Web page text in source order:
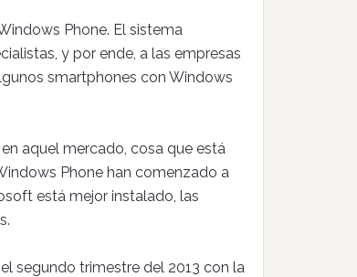
Phone. El sistema
y por ende, a las empresas
smartphones con Windows
aquel mercado, cosa que está
Phone han comenzado a
está mejor instalado, las
segundo trimestre del 2013 con la